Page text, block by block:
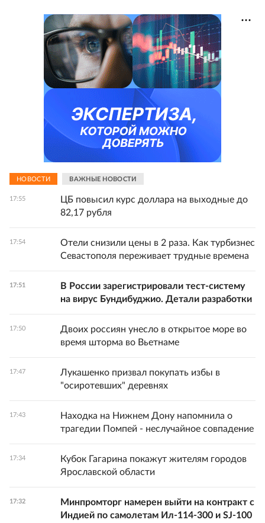
НОВОСТИ ВАЖНЫЕ НОВОСТИ
17:55
ЦБ повысил курс доллара на выходные до
82,17 рубля
17:54
Отели снизили цены в 2 раза. Как турбизнес
Севастополя переживает трудные времена
17:51
В России зарегистрировали тест-систему
на вирус Бундибуджио. Детали разработки
17:50
Двоих россиян унесло в открытое море во
время шторма во Вьетнаме
17:47
Лукашенко призвал покупать избы в
"осиротевших" деревнях
17:43
Находка на Нижнем Дону напомнила о
трагедии Помпей - неслучайное совпадение
17:34
Кубок Гагарина покажут жителям городов
Ярославской области
17:32
Минпромторг намерен выйти на контракт с
Индией по самолетам Ил-114-300 и SJ-100